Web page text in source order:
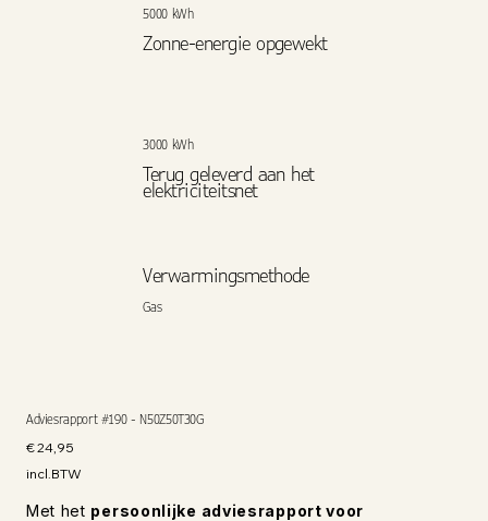
5000 kWh
Zonne-energie opgewekt
3000 kWh
Terug geleverd aan het
elektriciteitsnet
Gas
Verwarmingsmethode
Adviesrapport #190 - N50Z50T30G
Prijs
€ 24,95
incl.BTW
Met het persoonlijke adviesrapport voor